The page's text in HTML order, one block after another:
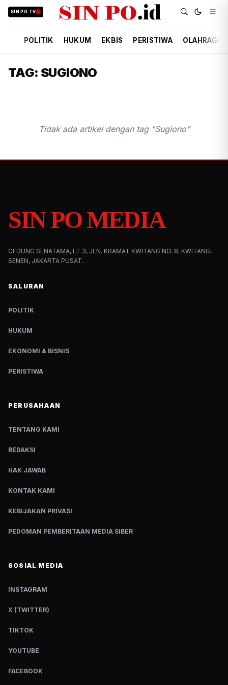
SIN PO TV
POLITIK HUKUM EKBIS PERISTIWA OLAHRAGA
TAG: SUGIONO
Tidak ada artikel dengan tag "Sugiono"
SIN PO MEDIA
GEDUNG SENATAMA, LT.3, JLN. KRAMAT KWITANG NO. 8, KWITANG,
SENEN, JAKARTA PUSAT.
SALURAN
POLITIK
HUKUM
EKONOMI & BISNIS
PERISTIWA
PERUSAHAAN
TENTANG KAMI
REDAKSI
HAK JAWAB
KONTAK KAMI
KEBIJAKAN PRIVASI
PEDOMAN PEMBERITAAN MEDIA SIBER
SOSIAL MEDIA
INSTAGRAM
X (TWITTER)
TIKTOK
YOUTUBE
FACEBOOK